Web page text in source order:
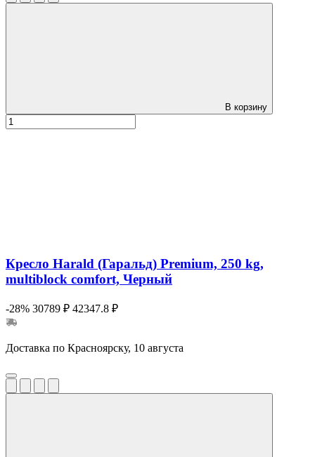
В корзину
Кресло Harald (Гаральд) Premium, 250 kg,
multiblock comfort, Черный
-28% 30789 ₽ 42347.8 ₽
Доставка по Красноярску, 10 августа